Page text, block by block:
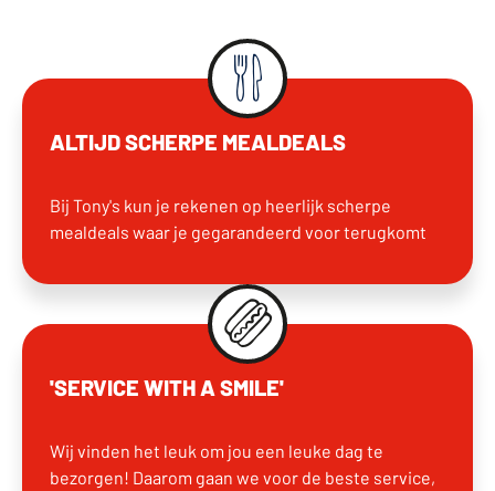
ALTIJD SCHERPE MEALDEALS
Bij Tony's kun je rekenen op heerlijk scherpe
mealdeals waar je gegarandeerd voor terugkomt
'SERVICE WITH A SMILE'
Wij vinden het leuk om jou een leuke dag te
bezorgen! Daarom gaan we voor de beste service,